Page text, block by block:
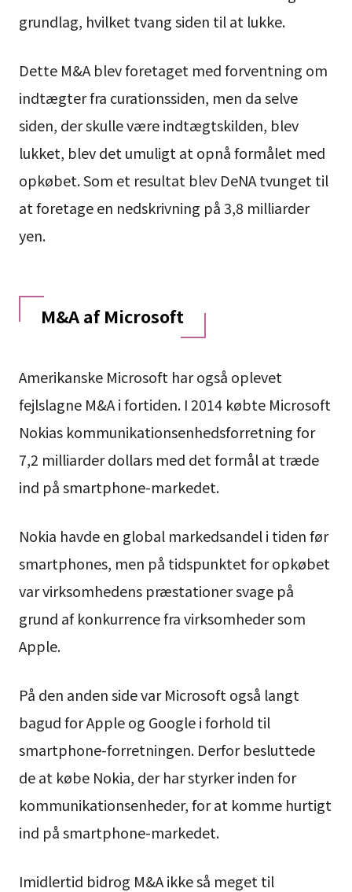
grundlag, hvilket tvang siden til at lukke.
Dette M&A blev foretaget med forventning om
indtægter fra curationssiden, men da selve
siden, der skulle være indtægtskilden, blev
lukket, blev det umuligt at opnå formålet med
opkøbet. Som et resultat blev DeNA tvunget til
at foretage en nedskrivning på 3,8 milliarder
yen.
M&A af Microsoft
Amerikanske Microsoft har også oplevet
fejlslagne M&A i fortiden. I 2014 købte Microsoft
Nokias kommunikationsenhedsforretning for
7,2 milliarder dollars med det formål at træde
ind på smartphone-markedet.
Nokia havde en global markedsandel i tiden før
smartphones, men på tidspunktet for opkøbet
var virksomhedens præstationer svage på
grund af konkurrence fra virksomheder som
Apple.
På den anden side var Microsoft også langt
bagud for Apple og Google i forhold til
smartphone-forretningen. Derfor besluttede
de at købe Nokia, der har styrker inden for
kommunikationsenheder, for at komme hurtigt
ind på smartphone-markedet.
Imidlertid bidrog M&A ikke så meget til